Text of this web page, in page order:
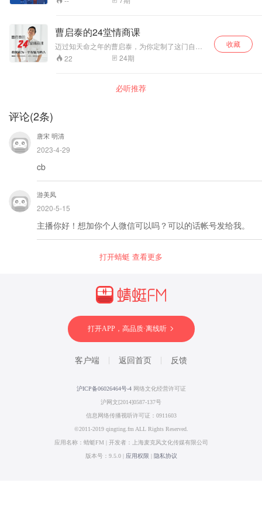
的影响力。本课程是一条让你登顶世界高手的自
的世界中游刃有余的生活。我们想要告诉你，内
质而已，它们没有优劣之分，而只是组成了你这
个“人”的千百种特质中的一个。所以，你可以不必
强迫自己外向的，你本来的样子就已经很好很好
了。
曹启泰的24堂情商课
迈过知天命之年的曹启泰，为你定制了这门自我
提升的课外辅导课。他将大起大落的人生和55年
来的成败得失、经验智慧，通过24堂课的形式倾
教你成为一个高情商有魅力的人。
22 24期
收藏
必听推荐
评论(2条)
唐宋 明清
2023-4-29
cb
游美凤
2020-5-15
主播你好！想加你个人微信可以吗？可以的话帐号发给我。
打开蜻蜓 查看更多
打开APP，高品质·离线听
客户端 返回首页 反馈
沪ICP备06026464号-4 网络文化经营许可证
沪网文[2014]0587-137号
信息网络传播视听许可证：0911603
©2011-2019 qingting.fm ALL Rights Reserved.
应用名称：蜻蜓FM | 开发者：上海麦克风文化传媒有限公司
版本号：9.5.0 | 应用权限 | 隐私协议